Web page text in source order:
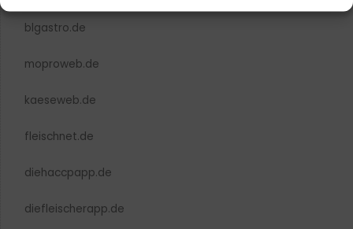
blgastro.de
moproweb.de
kaeseweb.de
fleischnet.de
diehaccpapp.de
diefleischerapp.de